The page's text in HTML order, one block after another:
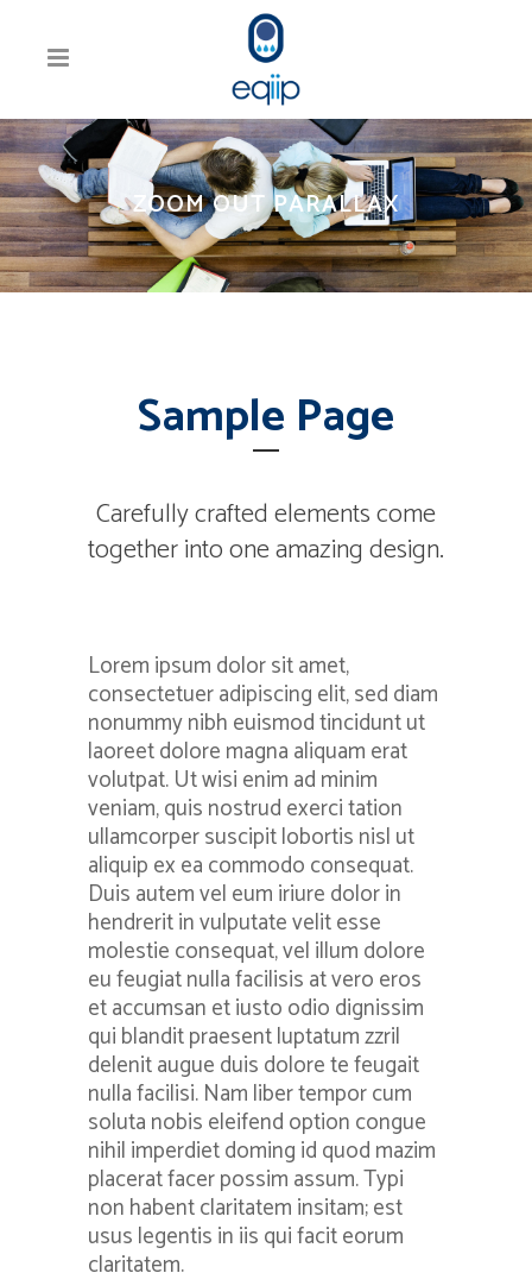
ZOOM OUT PARALLAX
Sample Page
Carefully crafted elements come
together into one amazing design.
Lorem ipsum dolor sit amet,
consectetuer adipiscing elit, sed diam
nonummy nibh euismod tincidunt ut
laoreet dolore magna aliquam erat
volutpat. Ut wisi enim ad minim
veniam, quis nostrud exerci tation
ullamcorper suscipit lobortis nisl ut
aliquip ex ea commodo consequat.
Duis autem vel eum iriure dolor in
hendrerit in vulputate velit esse
molestie consequat, vel illum dolore
eu feugiat nulla facilisis at vero eros
et accumsan et iusto odio dignissim
qui blandit praesent luptatum zzril
delenit augue duis dolore te feugait
nulla facilisi. Nam liber tempor cum
soluta nobis eleifend option congue
nihil imperdiet doming id quod mazim
placerat facer possim assum. Typi
non habent claritatem insitam; est
usus legentis in iis qui facit eorum
claritatem.